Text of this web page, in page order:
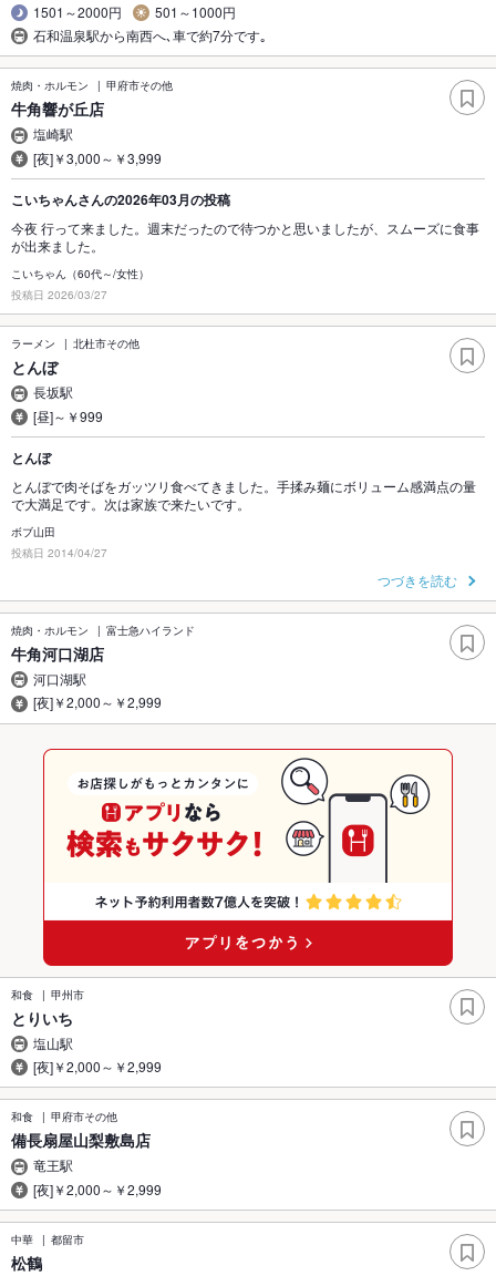
1501～2000円
501～1000円
石和温泉駅から南西へ､車で約7分です｡
焼肉・ホルモン 甲府市その他
牛角響が丘店
塩崎駅
[夜]￥3,000～￥3,999
こいちゃんさんの2026年03月の投稿
今夜 行って来ました。週末だったので待つかと思いましたが、スムーズに食事
が出来ました。
こいちゃん（60代～/女性）
投稿日 2026/03/27
ラーメン 北杜市その他
とんぼ
長坂駅
[昼]～￥999
とんぼ
とんぼで肉そばをガッツリ食べてきました。手揉み麺にボリューム感満点の量
で大満足です。次は家族で来たいです。
ボブ山田
投稿日 2014/04/27
つづきを読む
焼肉・ホルモン 富士急ハイランド
牛角河口湖店
河口湖駅
[夜]￥2,000～￥2,999
和食 甲州市
とりいち
塩山駅
[夜]￥2,000～￥2,999
和食 甲府市その他
備長扇屋山梨敷島店
竜王駅
[夜]￥2,000～￥2,999
中華 都留市
松鶴